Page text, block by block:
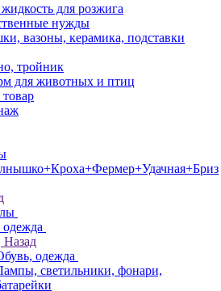
для розжига
нужды
вазоны, керамика, подставки
тройник
для животных и птиц
Назад
одежда
светильники, фонари,